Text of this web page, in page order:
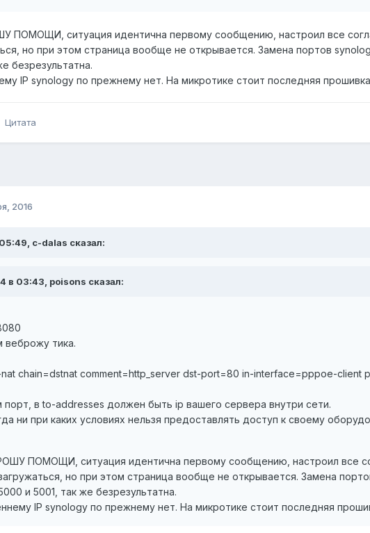
ПОМОЩИ, ситуация идентична первому сообщению, настроил все
но при этом страница вообще не открывается. Замена портов
безрезультатна.
IP synology по прежнему нет. На микротике стоит последняя
Цитата
2016
c-dalas сказал:
в 03:43, poisons сказал:
тика.
chain=dstnat comment=http_server dst-port=80 in-interface=pppoe-client
в to-addresses должен быть ip вашего сервера внутри сети.
ни при каких условиях нельзя предоставлять доступ к своему
ПОМОЩИ, ситуация идентична первому сообщению, настроил все
но при этом страница вообще не открывается. Замена
и 5001, так же безрезультатна.
IP synology по прежнему нет. На микротике стоит последняя